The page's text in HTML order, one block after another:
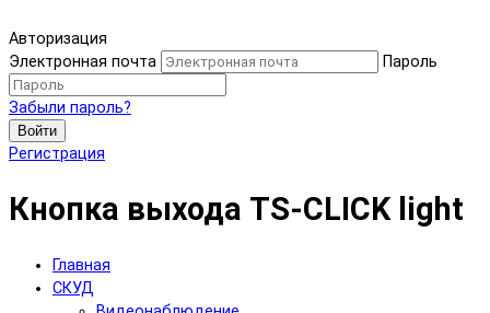
Авторизация
Электронная почта
Пароль
Забыли пароль?
Войти
Регистрация
Кнопка выхода TS-CLICK light
Главная
СКУД